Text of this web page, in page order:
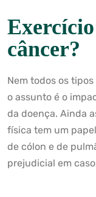
câncer?
Nem todos os
o assunto é o
da doença. Ainda
física tem um
de cólon e de
prejudicial em